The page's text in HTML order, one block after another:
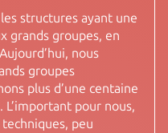
structures ayant une
grands groupes, en
nous
groupes
plus d’une centaine
L’important pour nous,
peu